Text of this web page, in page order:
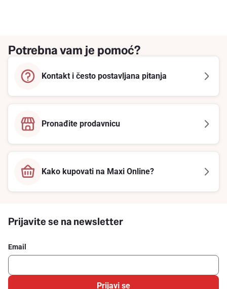
Potrebna vam je pomoć?
Kontakt i često postavljana pitanja
Pronađite prodavnicu
Kako kupovati na Maxi Online?
Prijavite se na newsletter
Email
Prijavi se